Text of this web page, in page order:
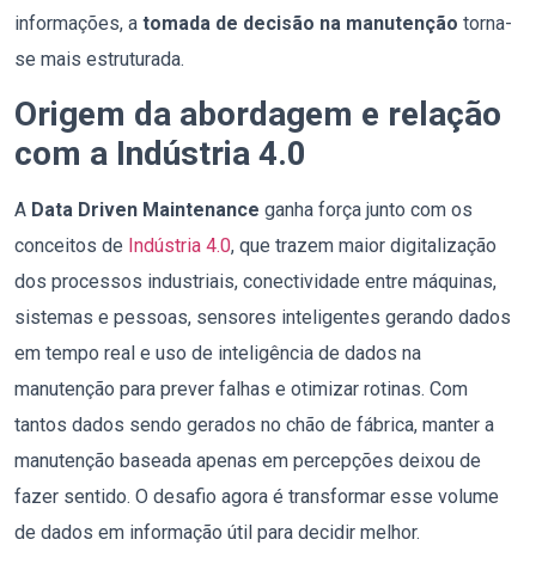
informações, a tomada de decisão na manutenção torna-
se mais estruturada.
Origem da abordagem e relação
com a Indústria 4.0
A Data Driven Maintenance ganha força junto com os
conceitos de Indústria 4.0, que trazem maior digitalização
dos processos industriais, conectividade entre máquinas,
sistemas e pessoas, sensores inteligentes gerando dados
em tempo real e uso de inteligência de dados na
manutenção para prever falhas e otimizar rotinas. Com
tantos dados sendo gerados no chão de fábrica, manter a
manutenção baseada apenas em percepções deixou de
fazer sentido. O desafio agora é transformar esse volume
de dados em informação útil para decidir melhor.